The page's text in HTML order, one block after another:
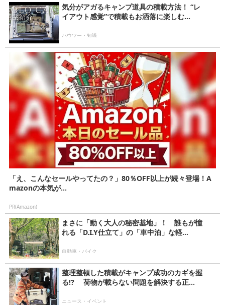
気分がアガるキャンプ道具の積載方法！ “レ
イアウト感覚”で積載もお洒落に楽しむ...
ハウツー・知識
「え、こんなセールやってたの？」80％OFF以上が続々登場！A
mazonの本気が...
PR(Amazon)
まさに「動く大人の秘密基地」！ 誰もが憧
れる「D.I.Y仕立て」の「車中泊」な軽...
自動車・バイク
整理整頓した積載がキャンプ成功のカギを握
る!? 荷物が載らない問題を解決する正...
ニュース・イベント